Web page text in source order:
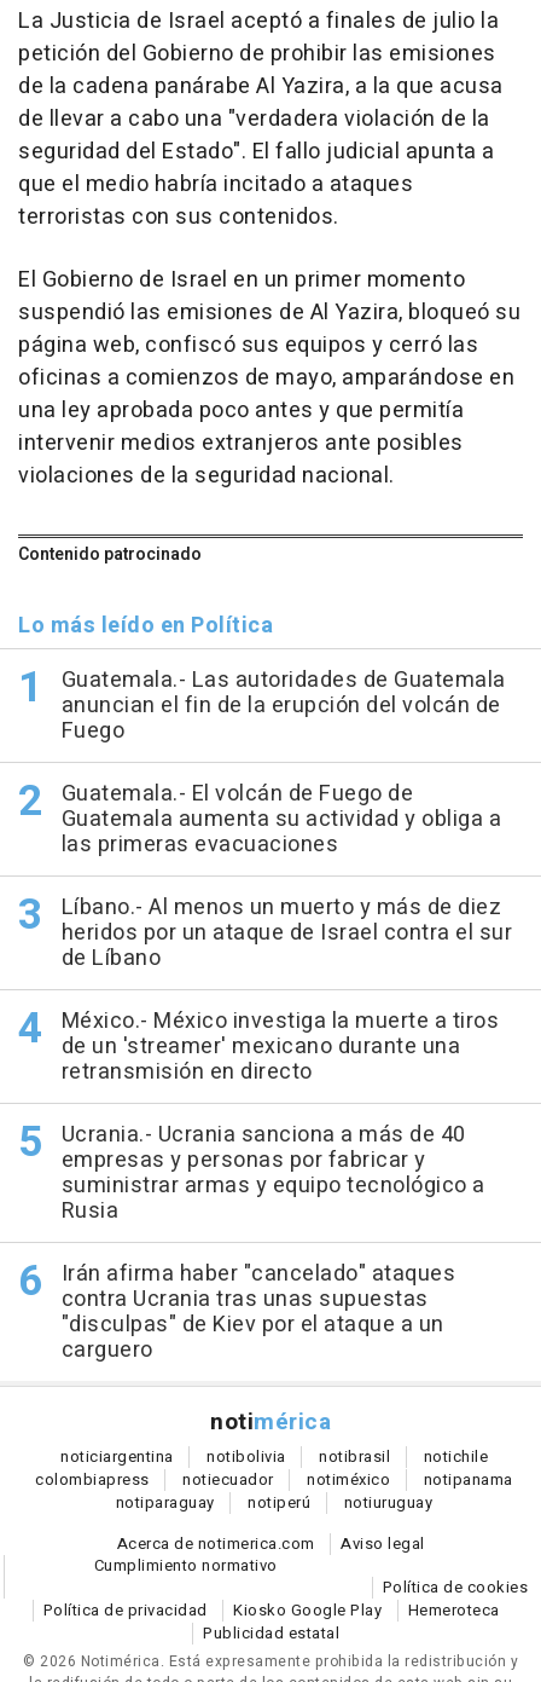
La Justicia de Israel aceptó a finales de julio la
petición del Gobierno de prohibir las emisiones
de la cadena panárabe Al Yazira, a la que acusa
de llevar a cabo una "verdadera violación de la
seguridad del Estado". El fallo judicial apunta a
que el medio habría incitado a ataques
terroristas con sus contenidos.
El Gobierno de Israel en un primer momento
suspendió las emisiones de Al Yazira, bloqueó su
página web, confiscó sus equipos y cerró las
oficinas a comienzos de mayo, amparándose en
una ley aprobada poco antes y que permitía
intervenir medios extranjeros ante posibles
violaciones de la seguridad nacional.
Contenido patrocinado
Lo más leído en Política
Guatemala.- Las autoridades de Guatemala
anuncian el fin de la erupción del volcán de
Fuego
Guatemala.- El volcán de Fuego de
Guatemala aumenta su actividad y obliga a
las primeras evacuaciones
Líbano.- Al menos un muerto y más de diez
heridos por un ataque de Israel contra el sur
de Líbano
México.- México investiga la muerte a tiros
de un 'streamer' mexicano durante una
retransmisión en directo
Ucrania.- Ucrania sanciona a más de 40
empresas y personas por fabricar y
suministrar armas y equipo tecnológico a
Rusia
Irán afirma haber "cancelado" ataques
contra Ucrania tras unas supuestas
"disculpas" de Kiev por el ataque a un
carguero
notimérica
noticiargentina notibolivia notibrasil notichile
colombiapress notiecuador notiméxico notipanama
notiparaguay notiperú notiuruguay
Acerca de notimerica.com
Aviso legal
Cumplimiento normativo
Política de cookies
Política de privacidad
Kiosko Google Play
Hemeroteca
Publicidad estatal
© 2026 Notimérica. Está expresamente prohibida la redistribución y